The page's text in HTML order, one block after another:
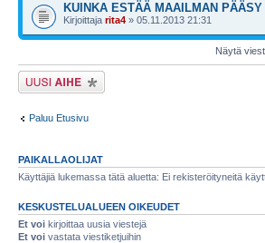
KUINKA ESTÄÄ MAAILMAN
Kirjoittaja rita4 » 05.11.2013 21:31
Näytä
Lähetä uusi viesti
Paluu Etusivu
PAIKALLAOLIJAT
Käyttäjiä lukemassa tätä aluetta: Ei rekisteröityneitä
KESKUSTELUALUEEN OIKEUDET
Et voi kirjoittaa uusia viestejä
Et voi vastata viestiketjuihin